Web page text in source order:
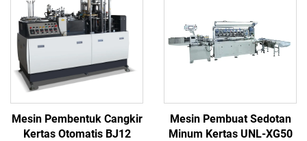
Mesin Pembentuk Cangkir
Kertas Otomatis BJ12
Mesin Pembuat Sedotan
Minum Kertas UNL-XG50